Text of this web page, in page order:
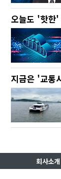
오늘도 '핫한'
지금은 '교통
회사소개